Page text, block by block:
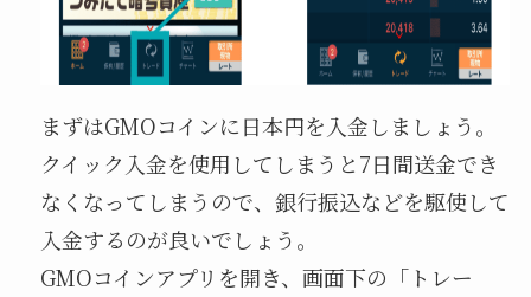
まずはGMOコインに日本円を入金しましょう。
クイック入金を使用してしまうと7日間送金でき
なくなってしまうので、銀行振込などを駆使して
入金するのが良いでしょう。
GMOコインアプリを開き、画面下の「トレー